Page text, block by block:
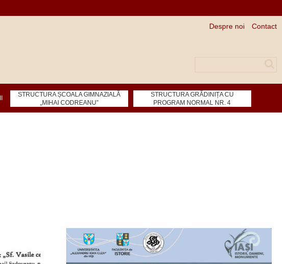
Despre noi Contact
STRUCTURA ȘCOALA GIMNAZIALĂ
„MIHAI CODREANU”
STRUCTURA GRĂDINIȚA CU
PROGRAM NORMAL NR. 4